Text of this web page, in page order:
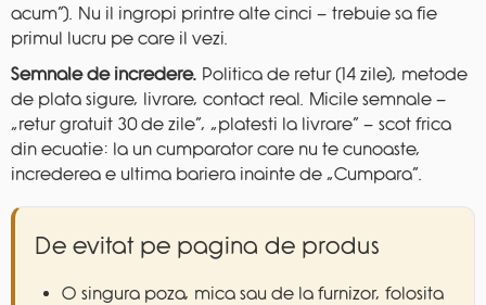
acum”). Nu il ingropi printre alte cinci — trebuie sa fie
primul lucru pe care il vezi.
Semnale de incredere. Politica de retur (14 zile), metode
de plata sigure, livrare, contact real. Micile semnale —
„retur gratuit 30 de zile”, „platesti la livrare” — scot frica
din ecuatie: la un cumparator care nu te cunoaste,
increderea e ultima bariera inainte de „Cumpara”.
De evitat pe pagina de produs
O singura poza, mica sau de la furnizor, folosita